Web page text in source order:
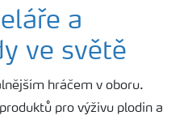
a
ve světě
hráčem v oboru.
pro výživu plodin a